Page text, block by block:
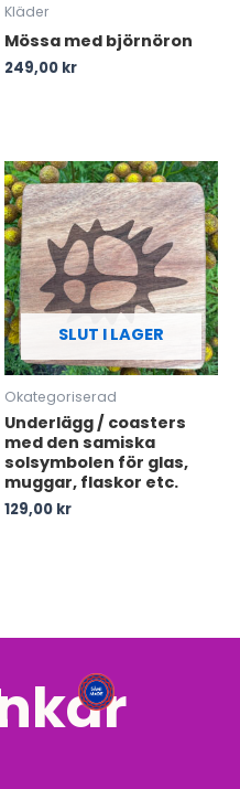
Kläder
Mössa med björnöron
249,00 kr
SLUT I LAGER
Okategoriserad
Underlägg / coasters
med den samiska
solsymbolen för glas,
muggar, flaskor etc.
129,00 kr